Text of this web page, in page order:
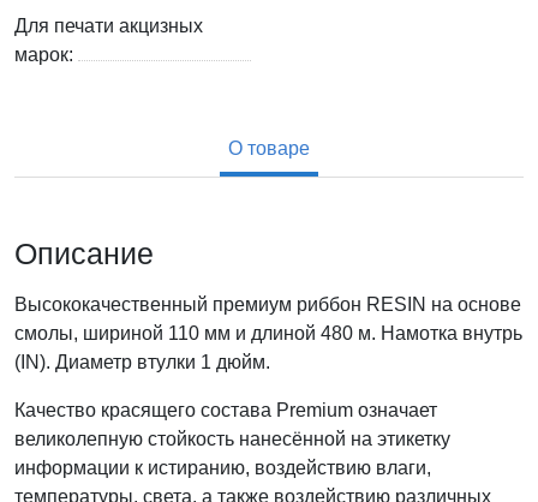
Для печати акцизных
марок:
О товаре
Описание
Высококачественный премиум риббон RESIN на основе
смолы, шириной 110 мм и длиной 480 м. Намотка внутрь
(IN). Диаметр втулки 1 дюйм.
Качество красящего состава Premium означает
великолепную стойкость нанесённой на этикетку
информации к истиранию, воздействию влаги,
температуры, света, а также воздействию различных